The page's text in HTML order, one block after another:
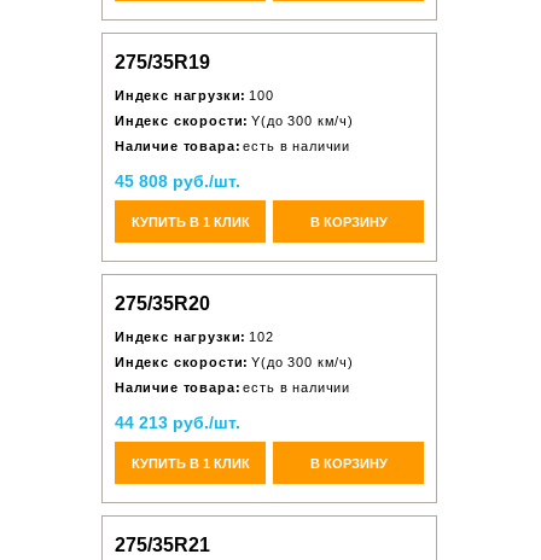
275/35R19
Индекс нагрузки: 100
Индекс скорости: Y(до 300 км/ч)
Наличие товара: есть в наличии
45 808 руб./шт.
КУПИТЬ В 1 КЛИК В КОРЗИНУ
275/35R20
Индекс нагрузки: 102
Индекс скорости: Y(до 300 км/ч)
Наличие товара: есть в наличии
44 213 руб./шт.
КУПИТЬ В 1 КЛИК В КОРЗИНУ
275/35R21